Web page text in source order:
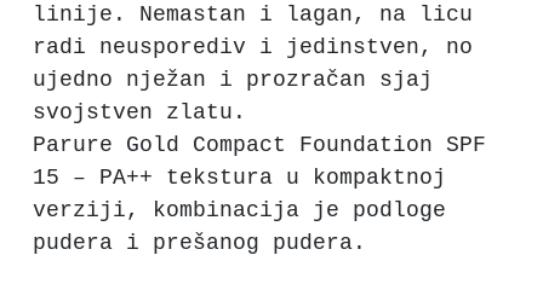
linije. Nemastan i lagan, na licu
radi neusporediv i jedinstven, no
ujedno nježan i prozračan sjaj
svojstven zlatu.
Parure Gold Compact Foundation SPF
15 – PA++ tekstura u kompaktnoj
verziji, kombinacija je podloge
pudera i prešanog pudera.